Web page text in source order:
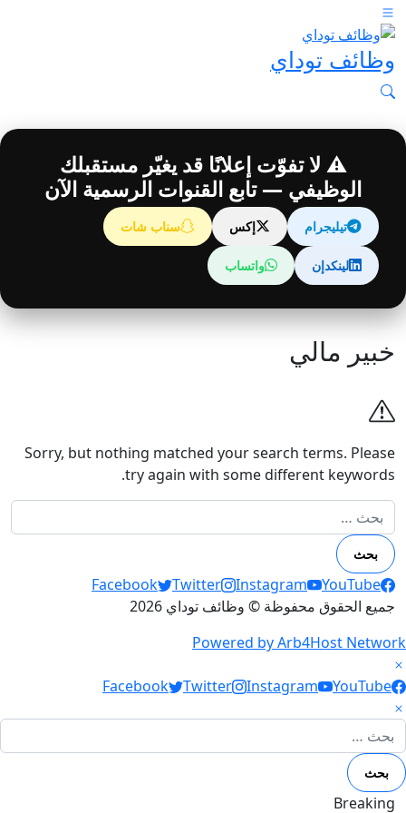
وظائف توداي
⚠️ لا تفوّت إعلانًا قد يغيّر مستقبلك
الوظيفي — تابع القنوات الرسمية الآن
تيليجرام إكس سناب شات
لينكدإن واتساب
خبير مالي
Sorry, but nothing matched your search terms. Please
try again with some different keywords.
البحث عن:
Social Links
Facebook Twitter Instagram
YouTube
جميع الحقوق محفوظة © وظائف توداي 2026
Powered by Arb4Host Network
Social Links
Facebook Twitter Instagram YouTube
البحث عن:
Breaking